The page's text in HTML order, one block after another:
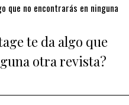
que no encontrarás en ninguna
te da algo que
otra revista?